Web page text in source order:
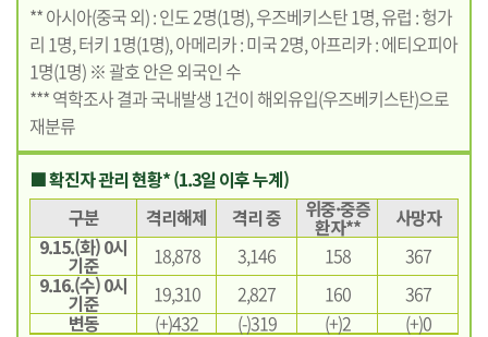
** 아시아(중국 외) : 인도 2명(1명), 우즈베키스탄 1명, 유럽 : 헝가
리 1명, 터키 1명(1명), 아메리카 : 미국 2명, 아프리카 : 에티오피아
1명(1명) ※ 괄호 안은 외국인 수
*** 역학조사 결과 국내발생 1건이 해외유입(우즈베키스탄)으로
재분류
■ 확진자 관리 현황* (1.3일 이후 누계)
구분
격리해제 격리 중 위중·중증
환자**
사망자
9.15.(화) 0시
기준 18,878 3,146 158
367
9.16.(수) 0시
기준 19,310 2,827 160
367
변동
(+)432 (-)319 (+)2
(+)0